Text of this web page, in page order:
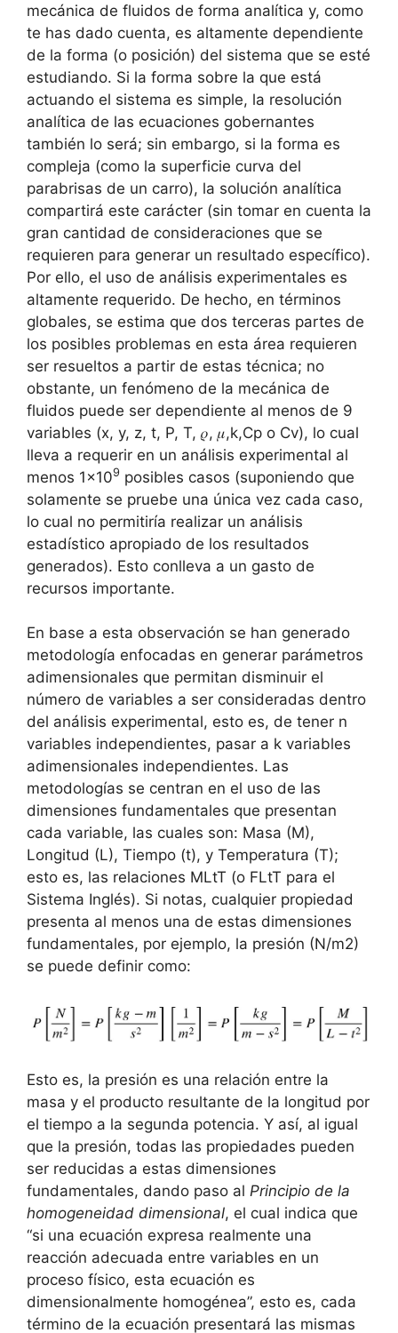
mecánica de fluidos de forma analítica y, como
te has dado cuenta, es altamente dependiente
de la forma (o posición) del sistema que se esté
estudiando. Si la forma sobre la que está
actuando el sistema es simple, la resolución
analítica de las ecuaciones gobernantes
también lo será; sin embargo, si la forma es
compleja (como la superficie curva del
parabrisas de un carro), la solución analítica
compartirá este carácter (sin tomar en cuenta la
gran cantidad de consideraciones que se
requieren para generar un resultado específico).
Por ello, el uso de análisis experimentales es
altamente requerido. De hecho, en términos
globales, se estima que dos terceras partes de
los posibles problemas en esta área requieren
ser resueltos a partir de estas técnica; no
obstante, un fenómeno de la mecánica de
fluidos puede ser dependiente al menos de 9
variables (x, y, z, t, P, T, 𝜌, 𝜇,k,Cp o Cv), lo cual
lleva a requerir en un análisis experimental al
menos 1×109 posibles casos (suponiendo que
solamente se pruebe una única vez cada caso,
lo cual no permitiría realizar un análisis
estadístico apropiado de los resultados
generados). Esto conlleva a un gasto de
recursos importante.
En base a esta observación se han generado
metodología enfocadas en generar parámetros
adimensionales que permitan disminuir el
número de variables a ser consideradas dentro
del análisis experimental, esto es, de tener n
variables independientes, pasar a k variables
adimensionales independientes. Las
metodologías se centran en el uso de las
dimensiones fundamentales que presentan
cada variable, las cuales son: Masa (M),
Longitud (L), Tiempo (t), y Temperatura (T);
esto es, las relaciones MLtT (o FLtT para el
Sistema Inglés). Si notas, cualquier propiedad
presenta al menos una de estas dimensiones
fundamentales, por ejemplo, la presión (N/m2)
se puede definir como:
Esto es, la presión es una relación entre la
masa y el producto resultante de la longitud por
el tiempo a la segunda potencia. Y así, al igual
que la presión, todas las propiedades pueden
ser reducidas a estas dimensiones
fundamentales, dando paso al Principio de la
homogeneidad dimensional, el cual indica que
“si una ecuación expresa realmente una
reacción adecuada entre variables en un
proceso físico, esta ecuación es
dimensionalmente homogénea”, esto es, cada
término de la ecuación presentará las mismas